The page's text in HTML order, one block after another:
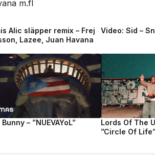
Alic släpper remix – Frej
Lazee, Juan Havana
Video: Sid –
– ”NUEVAYoL”
Lords Of The
”Circle Of